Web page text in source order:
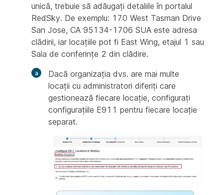
unică, trebuie să adăugați detaliile în portalul
RedSky. De exemplu: 170 West Tasman Drive
San Jose, CA 95134-1706 SUA este adresa
clădirii, iar locațiile pot fi East Wing, etajul 1 sau
Sala de conferințe 2 din clădire.
Dacă organizația dvs. are mai multe
locații cu administratori diferiți care
gestionează fiecare locație, configurați
configurațiile E911 pentru fiecare locație
separat.